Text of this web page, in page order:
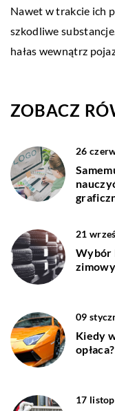
Nawet w trakcie ich
szkodliwe
hałas wewnątrz
ZOBACZ
26
21
Wybór
zimowy
09
Kiedy
opłaca?
17